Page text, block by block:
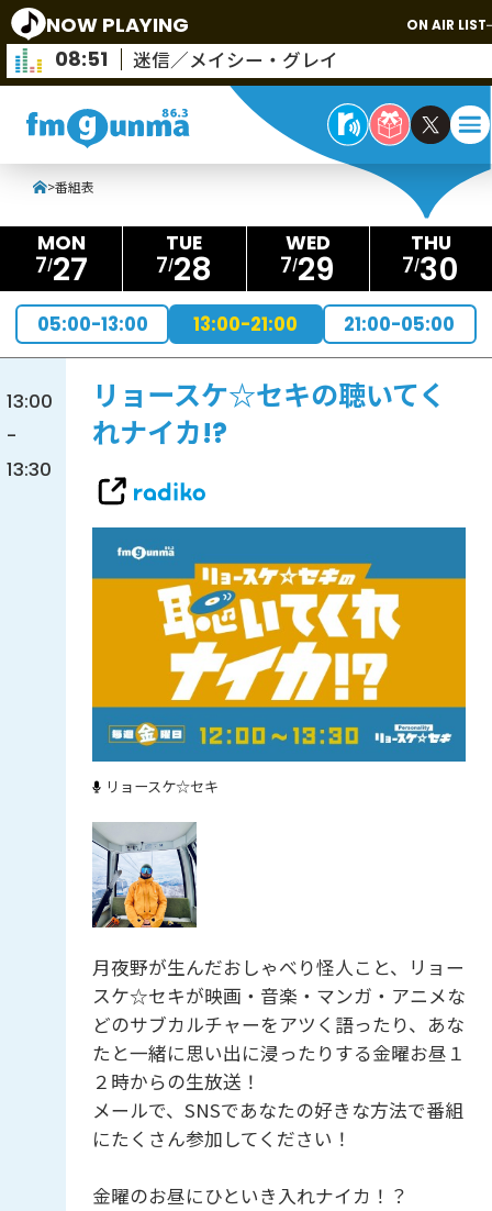
NOW PLAYING ON AIR LIST
08:51 迷信／メイシー・グレイ
>番組表
7 27 7 28 7 29 7 30
05:00-13:00 13:00-21:00 21:00-05:00
13:00
-
13:30
リョースケ☆セキの聴いてく
れナイカ!?
リョースケ☆セキ
月夜野が生んだおしゃべり怪人こと、リョー
スケ☆セキが映画・音楽・マンガ・アニメな
どのサブカルチャーをアツく語ったり、あな
たと一緒に思い出に浸ったりする金曜お昼１
２時からの生放送！
メールで、SNSであなたの好きな方法で番組
にたくさん参加してください！
金曜のお昼にひといき入れナイカ！？